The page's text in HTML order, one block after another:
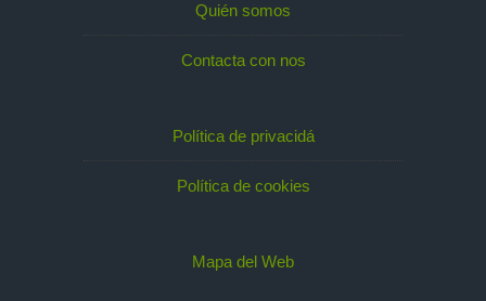
Quién somos
Contacta con nos
Política de privacidá
Política de cookies
Mapa del Web